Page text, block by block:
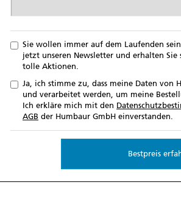
Sie wollen immer auf dem Laufenden
jetzt unseren Newsletter und erhalten Sie
tolle Aktionen.
Ja, ich stimme zu, dass meine Daten von
und verarbeitet werden, um meine
Ich erkläre mich mit den
AGB der Humbaur GmbH einverstanden.